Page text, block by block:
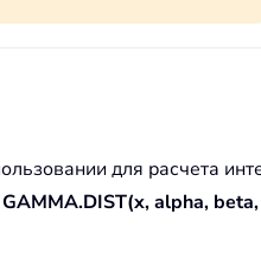
для расчета
GAMMA.DIST(x, alpha, beta,